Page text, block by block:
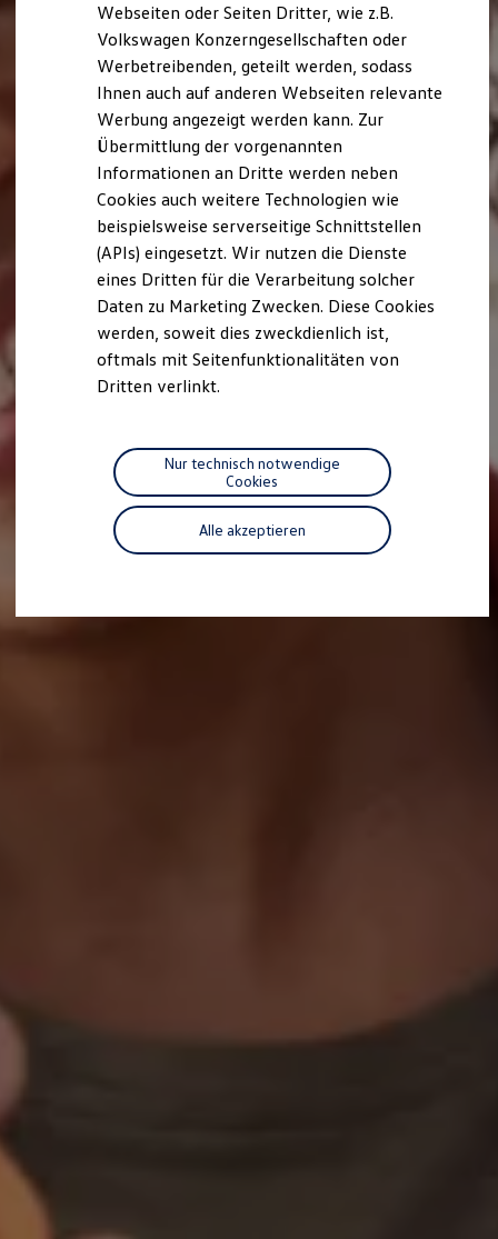
Volkswagen Kollektion
R-Kollektion
GTI Kollektion
Fußball Drop
we drive football
#wedriveproud
Besitzer und Service
myVolkswagen
Software Updates
Service und Ersatzteile
Inspektion und HU/AU
Reparaturen und Checks
Motorenöl und Flüssigkeiten
Räder und Reifen
Pannen- und Unfallhilfe
Economy Service
Volkswagen Teile
Zubehör
Modellspezifisches Zubehör
Individualisieren
Wallbox und Ladekabel
Digitale Extras
Dienste für Ihr Modell finden
Volkswagen Apps, Login und Shop
Handy und Fahrzeug verbinden
Vorgängermodelle
Webseiten oder Seiten Dritter, wie z.B.
Volkswagen Konzerngesellschaften oder
Werbetreibenden, geteilt werden, sodass
Ihnen auch auf anderen Webseiten relevante
Werbung angezeigt werden kann. Zur
Übermittlung der vorgenannten
Informationen an Dritte werden neben
Cookies auch weitere Technologien wie
beispielsweise serverseitige Schnittstellen
(APIs) eingesetzt. Wir nutzen die Dienste
eines Dritten für die Verarbeitung solcher
Daten zu Marketing Zwecken. Diese Cookies
werden, soweit dies zweckdienlich ist,
oftmals mit Seitenfunktionalitäten von
Dritten verlinkt.
Alle akzeptieren
Nur technisch notwendige
Cookies